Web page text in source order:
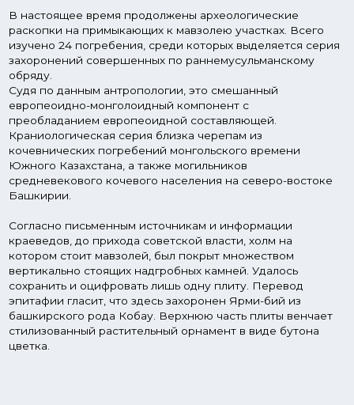
Симпозиум
кочевнических погребений монгольского времени
Южного Казахстана, а также могильников
средневекового кочевого населения на северо-востоке
Башкирии.
Согласно письменным источникам и информации
краеведов, до прихода советской власти, холм на
котором стоит мавзолей, был покрыт множеством
вертикально стоящих надгробных камней. Удалось
сохранить и оцифровать лишь одну плиту. Перевод
эпитафии гласит, что здесь захоронен Ярми-бий из
башкирского рода Кобау. Верхнюю часть плиты венчает
стилизованный растительный орнамент в виде бутона
цветка.